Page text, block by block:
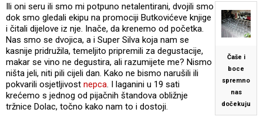
Čaše i
boce
spremno
nas
dočekuju
Ili oni seru ili smo mi potpuno netalentirani, dvojili smo
dok smo gledali ekipu na promociji Butkovićeve knjige
i čitali dijelove iz nje. Inače, da krenemo od početka.
Nas smo se dvojica, a i Super Silva koja nam se
kasnije pridružila, temeljito pripremili za degustacije,
makar se vino ne degustira, ali razumijete me? Nismo
ništa jeli, niti pili cijeli dan. Kako ne bismo narušili ili
pokvarili osjetljivost nepca. I laganini u 19 sati
krećemo s jednog od pijačnih štandova obližnje
tržnice Dolac, točno kako nam to i dostoji.